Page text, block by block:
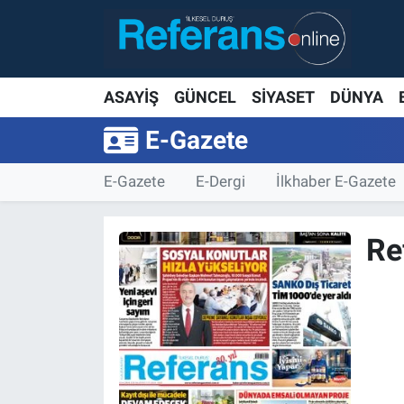
ASAYİŞ GÜNCEL SİYASET DÜNYA
E-Gazete
E-Gazete E-Dergi İlkhaber E-Gazete